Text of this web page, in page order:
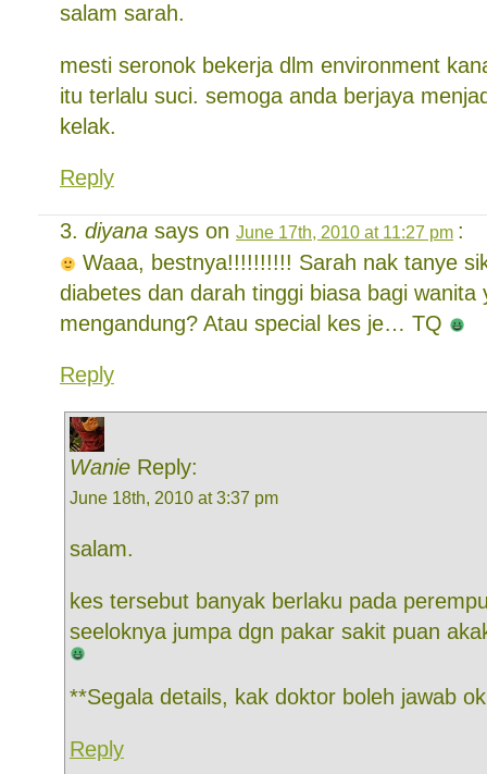
salam sarah.
mesti seronok bekerja dlm environment
itu terlalu suci. semoga anda berjaya
kelak.
Reply
diyana says on June 17th, 2010 at 11:27 pm :
Waaa, bestnya!!!!!!!!!! Sarah nak tanye
diabetes dan darah tinggi biasa bagi wanita
mengandung? Atau special kes je… TQ
Reply
Wanie Reply:
June 18th, 2010 at 3:37 pm
salam.
kes tersebut banyak berlaku pada
seeloknya jumpa dgn pakar sakit puan
**Segala details, kak doktor boleh jawab
Reply